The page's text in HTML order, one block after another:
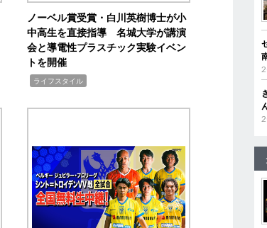
ノーベル賞受賞・白川英樹博士が小
中高生を直接指導 名城大学が講演
会と導電性プラスチック実験イベン
トを開催
ライフスタイル